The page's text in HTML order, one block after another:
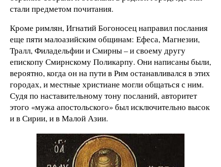
стали предметом почитания.
Кроме римлян, Игнатий Богоносец направил послания
еще пяти малоазийским общинам: Ефеса, Магнезии,
Тралл, Филадельфии и Смирны – и своему другу
епископу Смирнскому Поликарпу. Они написаны были,
вероятно, когда он на пути в Рим останавливался в этих
городах, и местные христиане могли общаться с ним.
Судя по наставительному тону посланий, авторитет
этого «мужа апостольского» был исключительно высок
и в Сирии, и в Малой Азии.